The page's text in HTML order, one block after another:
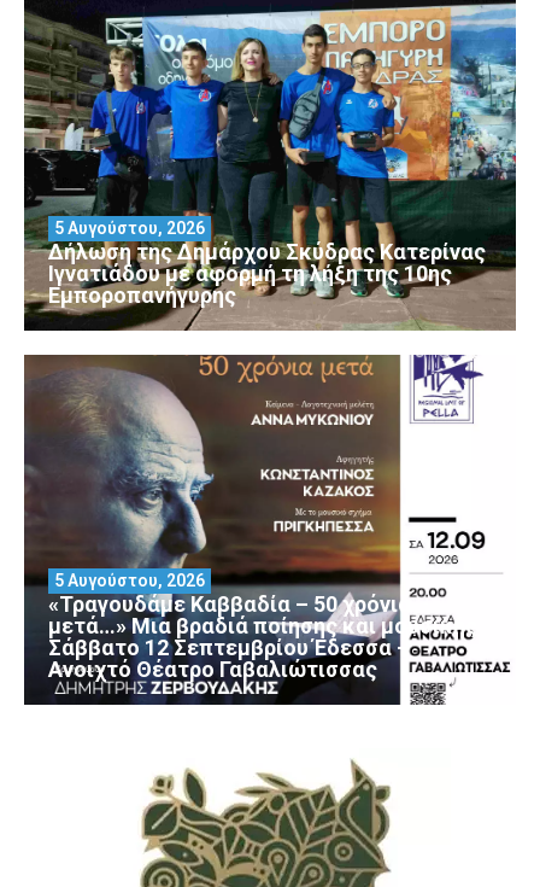
Δήλωση της Δημάρχου Σκύδρας Κατερίνας
Ιγνατιάδου με αφορμή τη λήξη της 10ης
Εμποροπανήγυρης
5 Αυγούστου, 2026
«Τραγουδάμε Καββαδία – 50 χρόνια
μετά…» Μια βραδιά ποίησης και μουσικής
Σάββατο 12 Σεπτεμβρίου Έδεσσα –
Ανοιχτό Θέατρο Γαβαλιώτισσας
5 Αυγούστου, 2026